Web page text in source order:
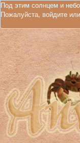
Под этим солнцем и
Пожалуйста, войдите или